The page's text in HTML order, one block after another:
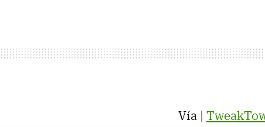
Vía |